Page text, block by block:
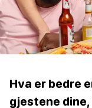
Hva er bedre
gjestene